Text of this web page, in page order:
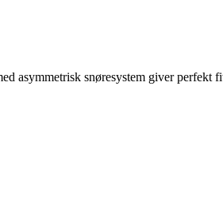
asymmetrisk snøresystem giver perfekt